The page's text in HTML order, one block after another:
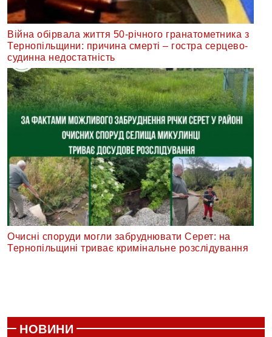
Війна обірвала життя 50-річного гранатометника з
Тернопільщини: причина смерті – гостра серцево-
судинна недостатність
Очисні споруди могли забруднювати Серет: на
Тернопільщині триває кримінальне розслідування
НОВИНИ